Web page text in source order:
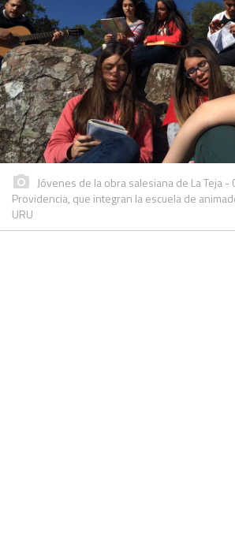
Jóvenes de la obra salesiana de La Teja -
Providencia, que integran la escuela de
URU